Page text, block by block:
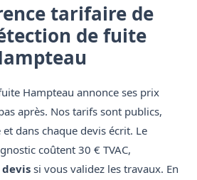
tarifaire de
de fuite
Hampteau annonce ses prix
après. Nos tarifs sont publics,
dans chaque devis écrit. Le
coûtent 30 € TVAC,
si vous validez les travaux. En